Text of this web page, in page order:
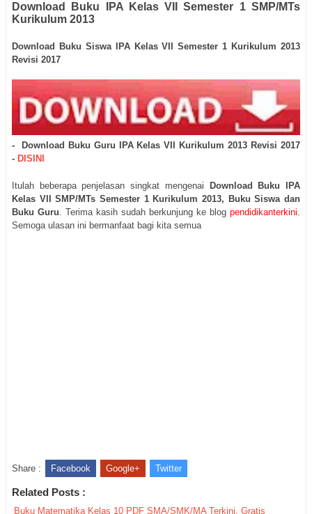
Download Buku IPA Kelas VIISemester 1SMP/MTs
Kurikulum 2013
Download Buku Siswa IPA Kelas VII Semester 1 Kurikulum 2013
Revisi 2017
- Download Buku Guru IPA Kelas VII
Kurikulum 2013 Revisi 2017
- DISINI
Itulah beberapa penjelasan singkat mengenai Download Buku IPA
Kelas VII SMP/MTs Semester 1 Kurikulum 2013, Buku Siswa dan
Buku Guru . Terima kasih sudah berkunjung ke blog pendidikanterkini
Semoga ulasan ini bermanfaat bagi kita semua
Share : Facebook Google+ Twitter
Related Posts :
Buku Matematika Kelas 10 PDF SMA/SMK/MA Terkini, Gratis